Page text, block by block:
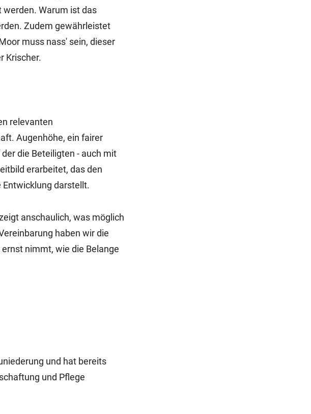
Warum ist das
Zudem gewährleistet
muss nass' sein, dieser
Krischer.
relevanten
Augenhöhe, ein fairer
die Beteiligten - auch mit
erarbeitet, das den
darstellt.
anschaulich, was möglich
haben wir die
nimmt, wie die Belange
und hat bereits
und Pflege